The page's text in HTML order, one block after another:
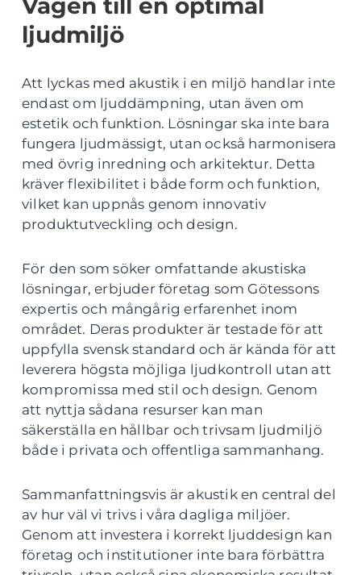
Vägen till en optimal
ljudmiljö
Att lyckas med akustik i en miljö handlar inte
endast om ljuddämpning, utan även om
estetik och funktion. Lösningar ska inte bara
fungera ljudmässigt, utan också harmonisera
med övrig inredning och arkitektur. Detta
kräver flexibilitet i både form och funktion,
vilket kan uppnås genom innovativ
produktutveckling och design.
För den som söker omfattande akustiska
lösningar, erbjuder företag som Götessons
expertis och mångårig erfarenhet inom
området. Deras produkter är testade för att
uppfylla svensk standard och är kända för att
leverera högsta möjliga ljudkontroll utan att
kompromissa med stil och design. Genom
att nyttja sådana resurser kan man
säkerställa en hållbar och trivsam ljudmiljö
både i privata och offentliga sammanhang.
Sammanfattningsvis är akustik en central del
av hur väl vi trivs i våra dagliga miljöer.
Genom att investera i korrekt ljuddesign kan
företag och institutioner inte bara förbättra